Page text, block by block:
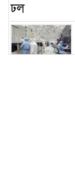
ঢল